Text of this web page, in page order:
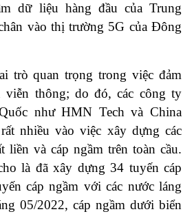
dữ liệu hàng đầu của Trung
vào thị trường 5G của Đông
trò quan trọng trong việc đảm
viễn thông; do đó, các công ty
như HMN Tech và China
nhiều vào việc xây dựng các
liền và cáp ngầm trên toàn cầu.
là đã xây dựng 34 tuyến cáp
cáp ngầm với các nước láng
05/2022, cáp ngầm dưới biển